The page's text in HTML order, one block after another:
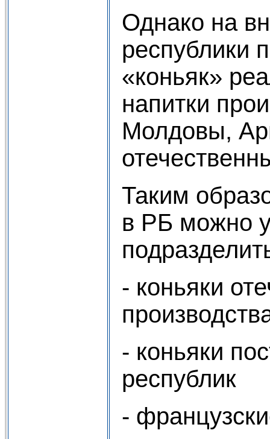
Однако на
республики
«коньяк»
напитки
Молдовы,
Таким
в РБ можно
- коньяки
- коньяки
республик
-